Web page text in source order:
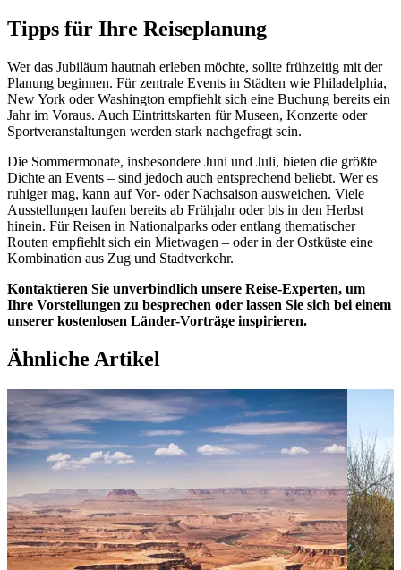
Tipps für Ihre Reiseplanung
Wer das Jubiläum hautnah erleben möchte, sollte frühzeitig mit der
Planung beginnen. Für zentrale Events in Städten wie Philadelphia,
New York oder Washington empfiehlt sich eine Buchung bereits ein
Jahr im Voraus. Auch Eintrittskarten für Museen, Konzerte oder
Sportveranstaltungen werden stark nachgefragt sein.
Die Sommermonate, insbesondere Juni und Juli, bieten die größte
Dichte an Events – sind jedoch auch entsprechend beliebt. Wer es
ruhiger mag, kann auf Vor- oder Nachsaison ausweichen. Viele
Ausstellungen laufen bereits ab Frühjahr oder bis in den Herbst
hinein. Für Reisen in Nationalparks oder entlang thematischer
Routen empfiehlt sich ein Mietwagen – oder in der Ostküste eine
Kombination aus Zug und Stadtverkehr.
Kontaktieren Sie unverbindlich unsere Reise-Experten, um
Ihre Vorstellungen zu besprechen oder lassen Sie sich bei einem
unserer kostenlosen Länder-Vorträge inspirieren.
Ähnliche Artikel